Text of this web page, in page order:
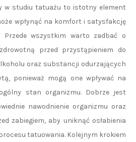
w studiu tatuażu to istotny element
wpłynąć na komfort i satysfakcję
Przede wszystkim warto zadbać o
przed przystąpieniem do
oraz substancji odurzających
ponieważ mogą one wpływać na
stan organizmu. Dobrze jest
nawodnienie organizmu oraz
zabiegiem, aby uniknąć osłabienia
tatuowania. Kolejnym krokiem